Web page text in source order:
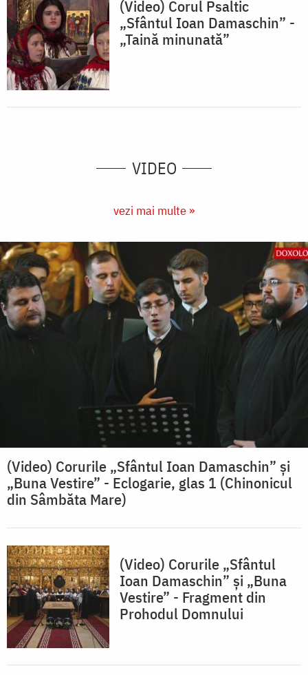
(Video) Corul Psaltic
„Sfântul Ioan Damaschin” -
„Taină minunată”
VIDEO
vezi mai multe »
(Video) Corurile „Sfântul Ioan Damaschin” și
„Buna Vestire” - Eclogarie, glas 1 (Chinonicul
din Sâmbăta Mare)
(Video) Corurile „Sfântul
Ioan Damaschin” și „Buna
Vestire” - Fragment din
Prohodul Domnului